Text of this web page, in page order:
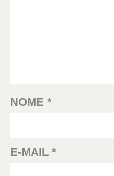
NOME *
E-MAIL *